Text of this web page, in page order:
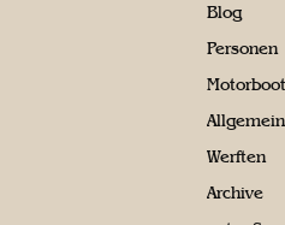
Blog
Personen
Allgemein
Werften
Archive